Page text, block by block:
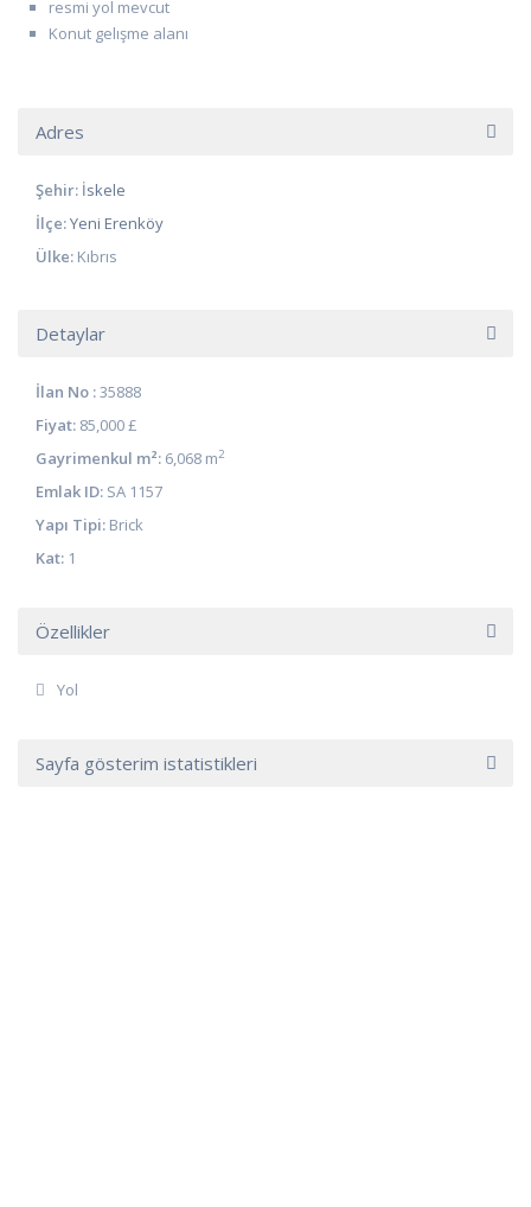
resmi yol mevcut
Konut gelışme alanı
Adres
Şehir: İskele
İlçe:Yeni Erenköy
Ülke: Kıbrıs
Detaylar
İlan No :35888
Fiyat: 85,000 £
Gayrimenkul m²: 6,068 m2
Emlak ID: SA 1157
Yapı Tipi: Brick
Kat: 1
Özellikler
Yol
Sayfa gösterim istatistikleri